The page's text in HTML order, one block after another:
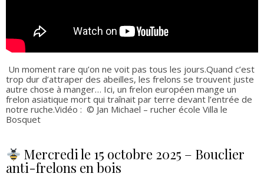
Un moment rare qu’on ne voit pas tous les jours.Quand c’est
trop dur d’attraper des abeilles, les frelons se trouvent juste
autre chose à manger… Ici, un frelon européen mange un
frelon asiatique mort qui traînait par terre devant l’entrée de
notre ruche.Vidéo : © Jan Michael – rucher école Villa le
Bosquet
Mercredi le 15 octobre 2025 – Bouclier
anti-frelons en bois